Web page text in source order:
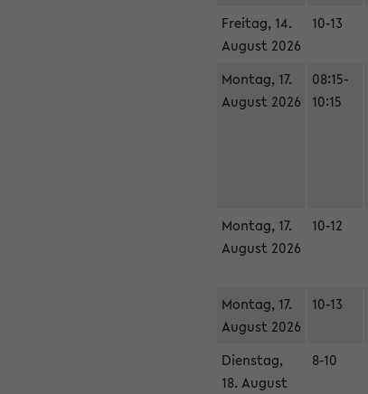
Freitag, 14.
August 2026
10-13
Montag, 17.
August 2026
08:15-
10:15
Montag, 17.
August 2026
10-12
Montag, 17.
August 2026
10-13
Dienstag,
18. August
8-10